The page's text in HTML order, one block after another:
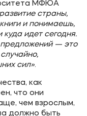
МФЮА
страны,
и понимаешь,
идет сегодня.
предложений — это
сил».
как
что они
чем взрослым,
должно быть